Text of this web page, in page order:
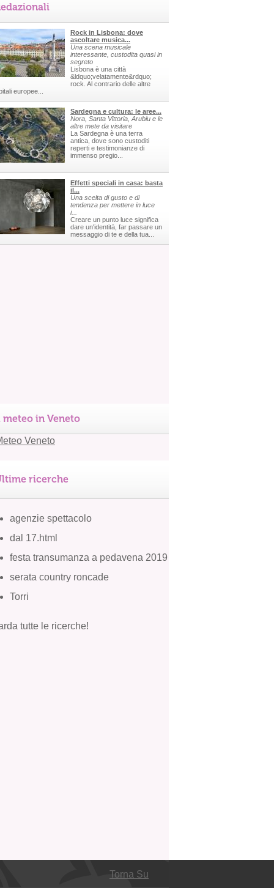
Rock in Lisbona: dove
ascoltare musica...
Una scena musicale
interessante, custodita quasi in
segreto
Lisbona è una città
&ldquo;velatamente&rdquo;
rock. Al contrario delle altre
europee...
Sardegna e cultura: le aree...
Nora, Santa Vittoria, Arubiu e le
altre mete da visitare
La Sardegna è una terra
antica, dove sono custoditi
reperti e testimonianze di
immenso pregio...
Effetti speciali in casa: basta
il...
Una scelta di gusto e di
tendenza per mettere in luce
i...
Creare un punto luce significa
dare un'identità, far passare un
messaggio di te e della tua...
meteo in Veneto
ricerche
agenzie spettacolo
dal 17.html
festa transumanza a pedavena 2019
serata country roncade
Torri
tutte le ricerche!
Torna Su